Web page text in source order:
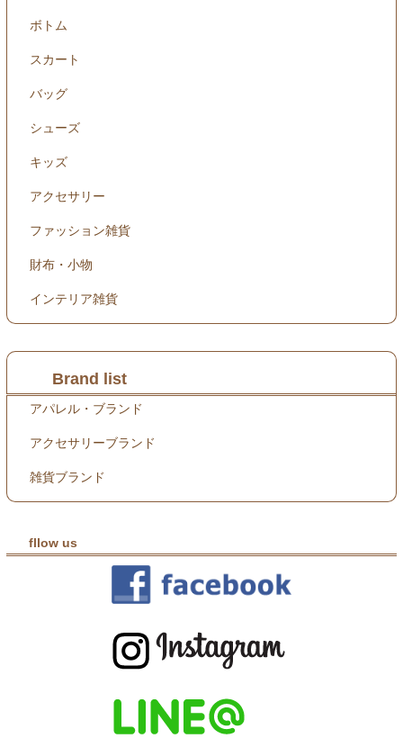
ボトム
スカート
バッグ
シューズ
キッズ
アクセサリー
ファッション雑貨
財布・小物
インテリア雑貨
Brand list
アパレル・ブランド
アクセサリーブランド
雑貨ブランド
fllow us